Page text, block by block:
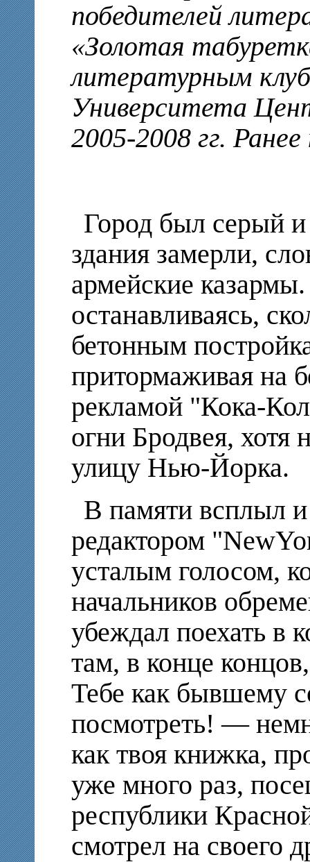
победителей
«Золотая
литературным
Университета
2005-2008 гг. Ранее
Город был серый
здания замерли,
армейские
останавливаясь,
бетонным
притормаживая на
рекламой "Кока-
огни Бродвея,
улицу Нью-Йорка.
В памяти всплыл
редактором
усталым голосом,
начальников
убеждал поехать в
там, в конце
Тебе как бывшему
посмотреть! —
как твоя книжка,
уже много раз,
республики
смотрел на своего